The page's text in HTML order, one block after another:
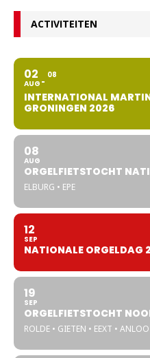
ACTIVITEITEN
02
AUG
08
INTERNATIONAL
GRONINGEN 2026
08
AUG
ORGELFIETSTOCHT
ELBURG • EPE
12
SEP
NATIONALE ORGELDAG
19
SEP
ORGELFIETSTOCHT
ROLDE • GIETEN • EEXT • ANLOO